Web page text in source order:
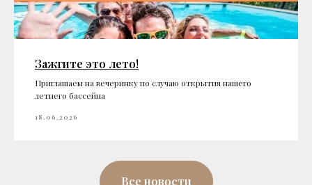
Зажгите это лето!
Приглашаем на вечеринку по случаю открытия нашего
летнего бассейна
18.06.2026
Все новости